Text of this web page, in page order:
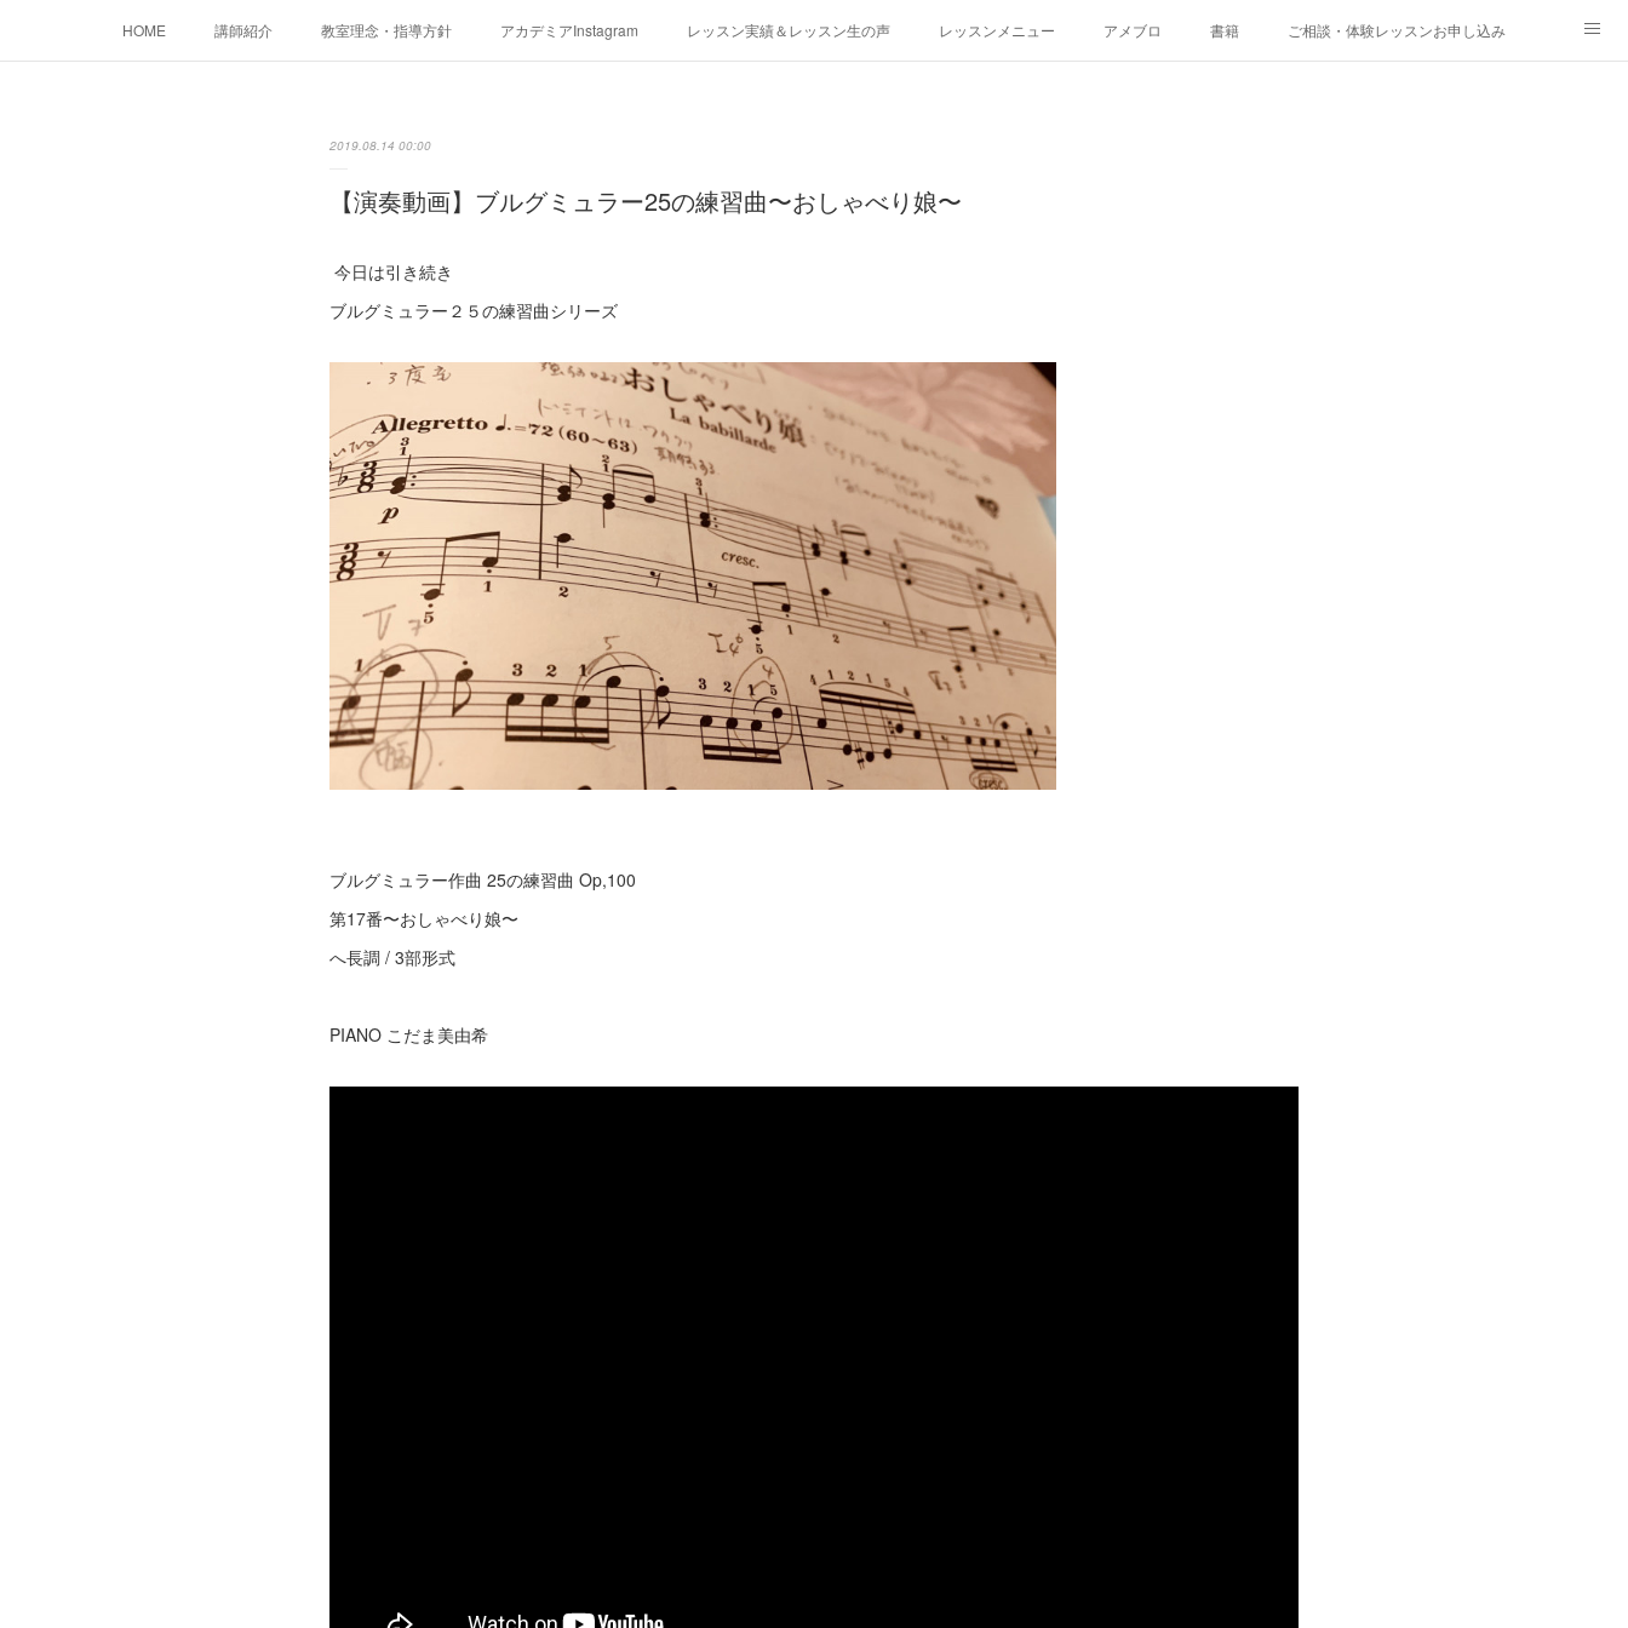
HOME 講師紹介 教室理念・指導方針 アカデミアInstagram レッスン実績＆レッスン生の声 レッスンメニュー アメブロ 書籍 ご相談・体験レッスンお申し込み
2019.08.14 00:00
【演奏動画】ブルグミュラー25の練習曲〜おしゃべり娘〜
今日は引き続き
ブルグミュラー２５の練習曲シリーズ
ブルグミュラー作曲 25の練習曲 Op,100
第17番〜おしゃべり娘〜
へ長調 / 3部形式
PIANO こだま美由希